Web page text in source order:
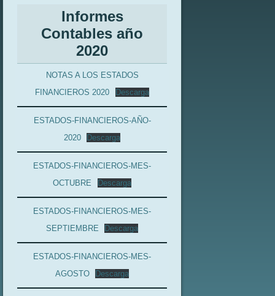
Informes
Contables año
2020
NOTAS A LOS ESTADOS
FINANCIEROS 2020
Descarga
ESTADOS-FINANCIEROS-AÑO-
2020
Descarga
ESTADOS-FINANCIEROS-MES-
OCTUBRE
Descarga
ESTADOS-FINANCIEROS-MES-
SEPTIEMBRE
Descarga
ESTADOS-FINANCIEROS-MES-
AGOSTO
Descarga